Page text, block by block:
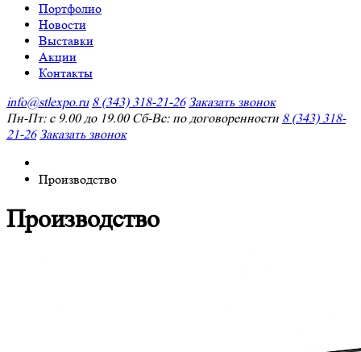
Портфолио
Новости
Выставки
Акции
Контакты
info@stlexpo.ru 8 (343) 318-21-26 Заказать звонок
Пн-Пт: с 9.00 до 19.00 Сб-Вс: по договоренности 8 (343) 318-
21-26 Заказать звонок
Производство
Производство